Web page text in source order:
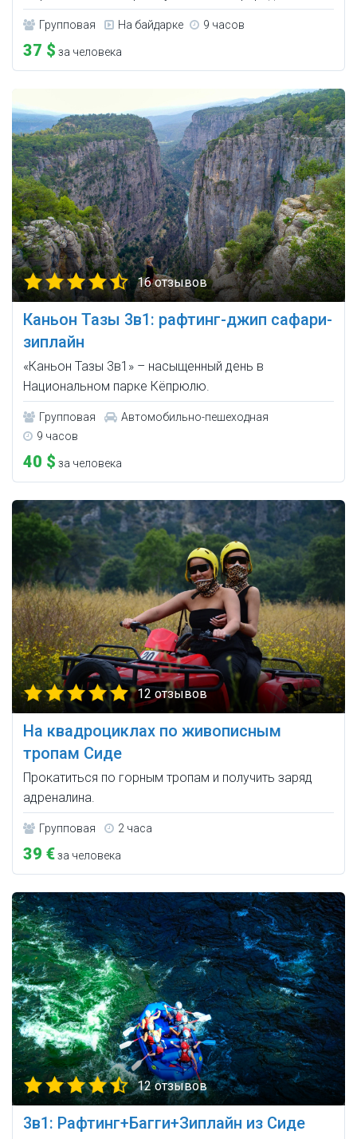
Групповая На байдарке 9 часов
37 $ за человека
16 отзывов
Каньон Тазы 3в1: рафтинг-джип сафари-
зиплайн
«Каньон Тазы 3в1» – насыщенный день в
Национальном парке Кёпрюлю.
Групповая
Автомобильно-пешеходная
9 часов
40 $ за человека
12 отзывов
На квадроциклах по живописным
тропам Сиде
Прокатиться по горным тропам и получить заряд
адреналина.
Групповая 2 часа
39 €за человека
12 отзывов
3в1: Рафтинг+Багги+Зиплайн из Сиде